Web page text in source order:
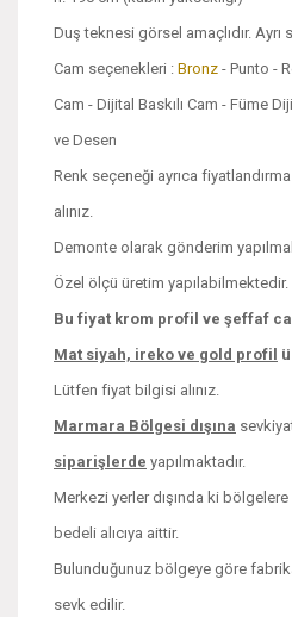
Duş teknesi görsel amaçlıdır. Ayrı
Cam seçenekleri : Bronz - Punto -
Cam - Dijital Baskılı Cam - Füme
ve Desen
Renk seçeneği ayrıca
alınız.
Demonte olarak gönderim
Özel ölçü üretim yapılabilmektedir.
Bu fiyat krom profil ve şeffaf
Mat siyah, ireko ve gold profil
Lütfen fiyat bilgisi alınız.
Marmara Bölgesi dışına
siparişlerde yapılmaktadır.
Merkezi yerler dışında ki
bedeli alıcıya aittir.
Bulunduğunuz bölgeye göre
sevk edilir.